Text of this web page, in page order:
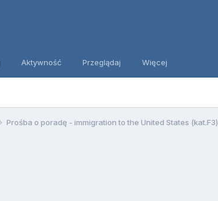
Aktywność Przeglądaj Więcej
Prośba o poradę - immigration to the United States (kat.F3)